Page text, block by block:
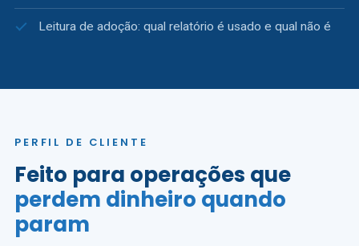
Leitura de adoção: qual relatório é usado e qual não é
PERFIL DE CLIENTE
Feito para operações que
perdem dinheiro quando
param